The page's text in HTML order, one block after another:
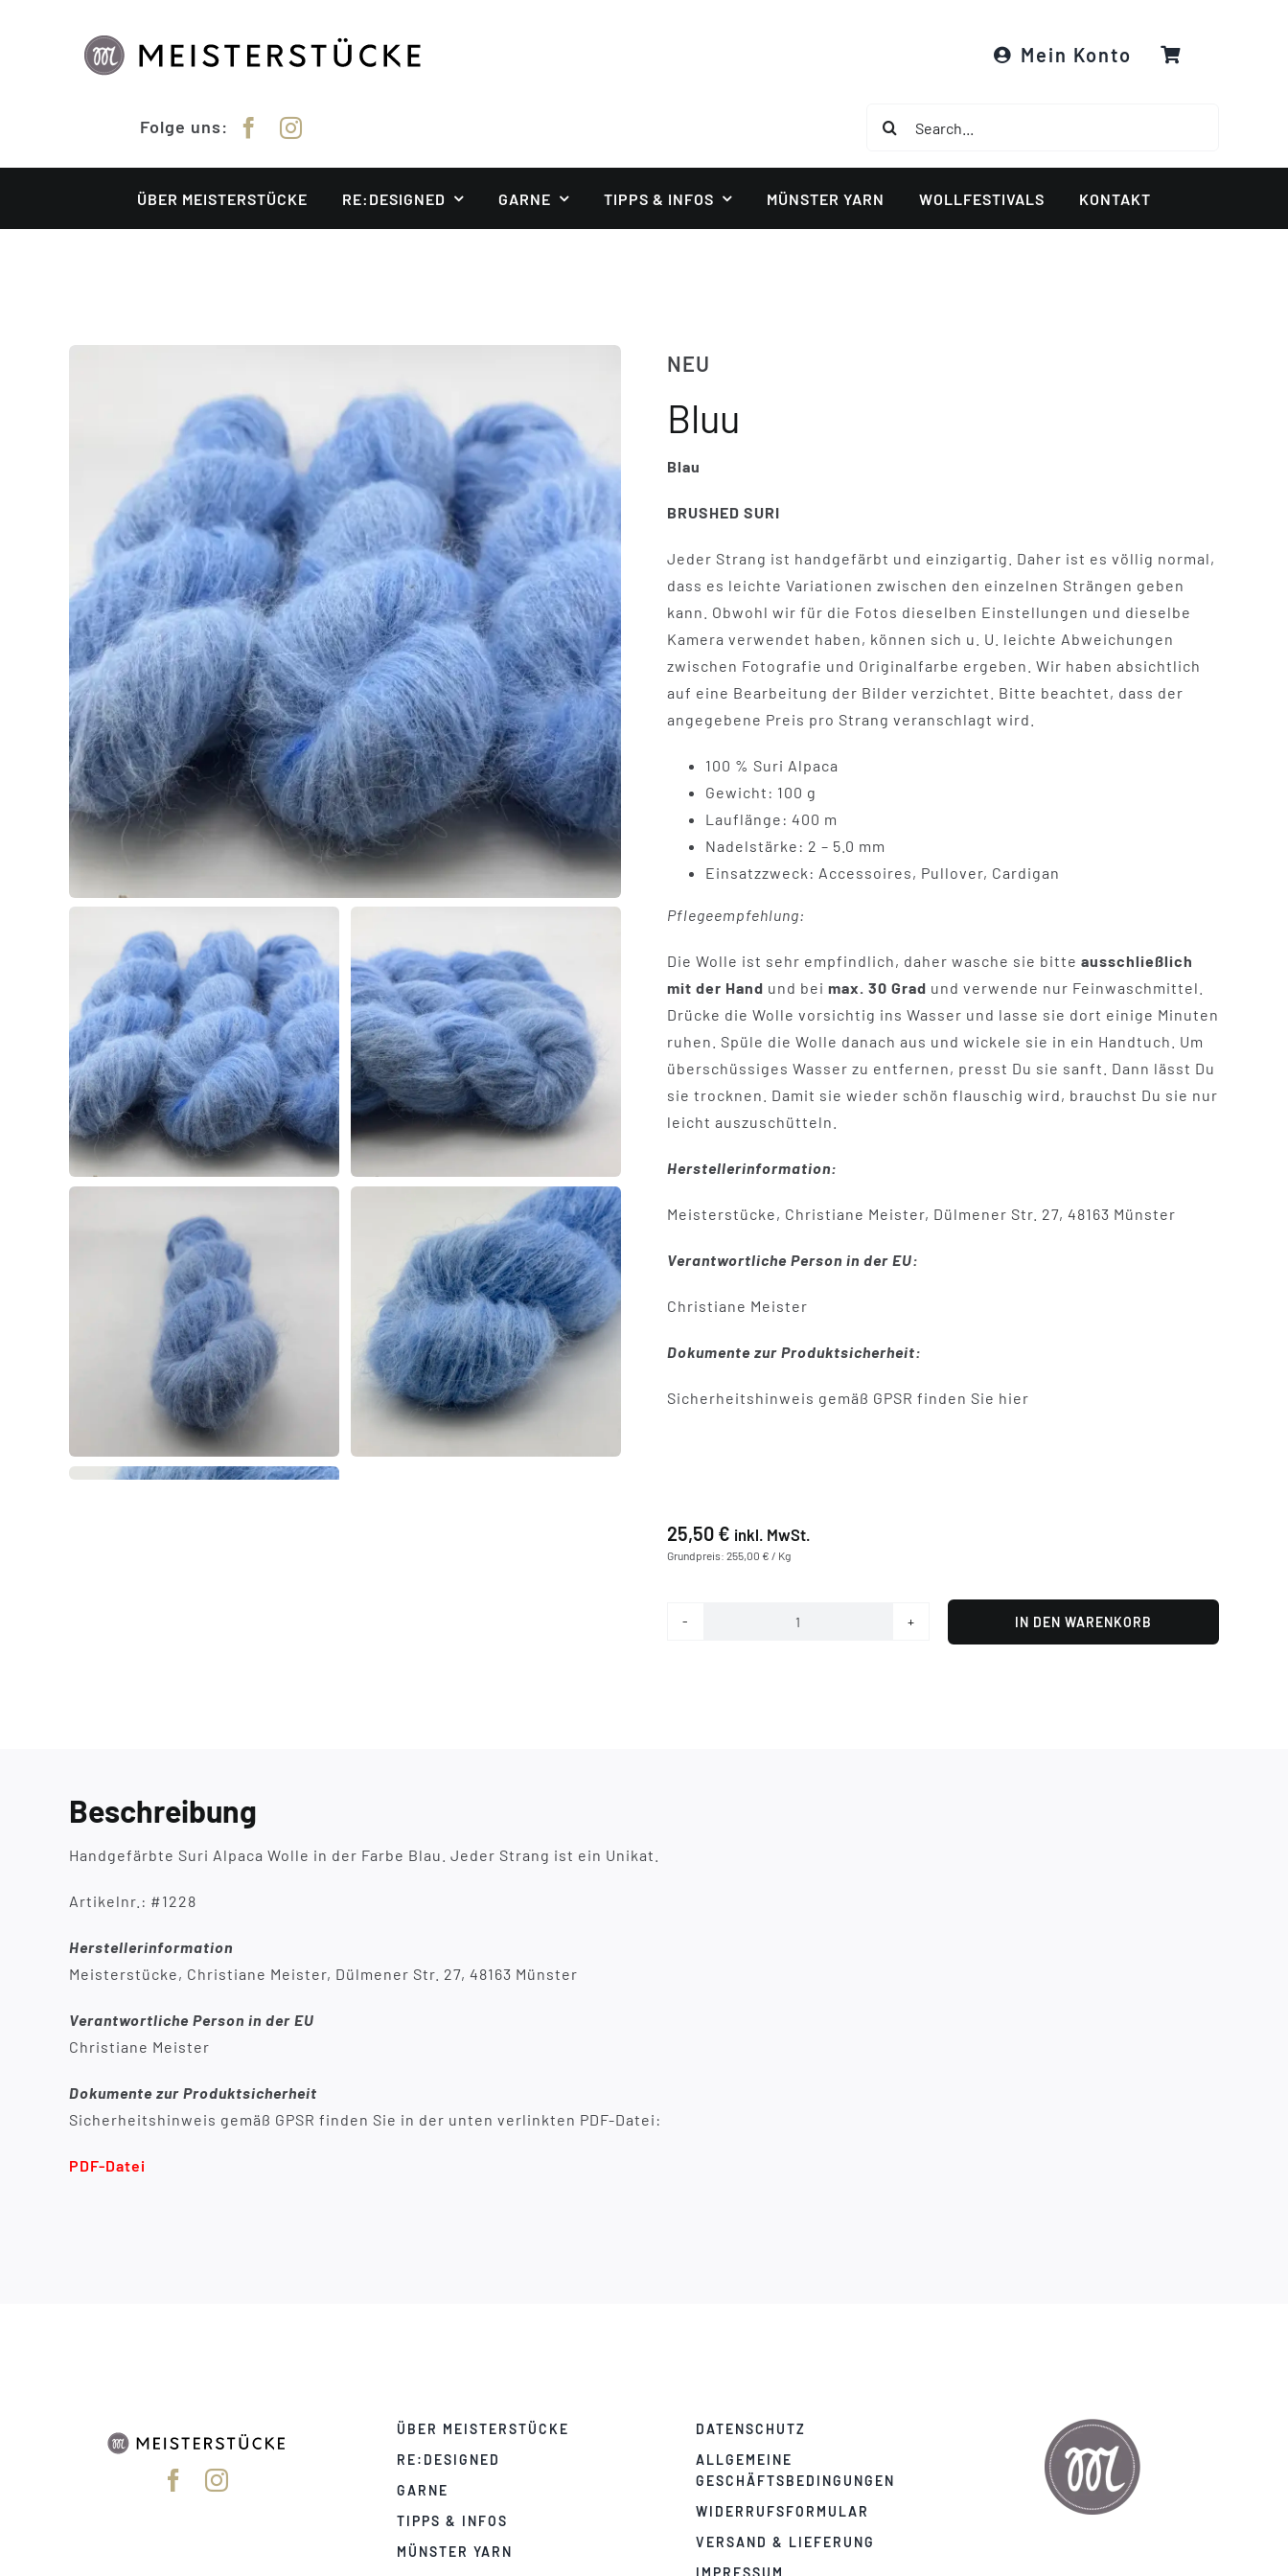
Mein Konto
Folge uns:
ÜBER MEISTERSTÜCKE RE:DESIGNED GARNE TIPPS & INFOS MÜNSTER YARN WOLLFESTIVALS KONTAKT
NEU
Bluu
Blau
BRUSHED SURI
Jeder Strang ist handgefärbt und einzigartig. Daher ist es völlig normal,
dass es leichte Variationen zwischen den einzelnen Strängen geben
kann. Obwohl wir für die Fotos dieselben Einstellungen und dieselbe
Kamera verwendet haben, können sich u. U. leichte Abweichungen
zwischen Fotografie und Originalfarbe ergeben. Wir haben absichtlich
auf eine Bearbeitung der Bilder verzichtet. Bitte beachtet, dass der
angegebene Preis pro Strang veranschlagt wird.
100 % Suri Alpaca
Gewicht: 100 g
Lauflänge: 400 m
Nadelstärke: 2 – 5.0 mm
Einsatzzweck: Accessoires, Pullover, Cardigan
Pflegeempfehlung:
Die Wolle ist sehr empfindlich, daher wasche sie bitte ausschließlich
mit der Hand und bei max. 30 Grad und verwende nur Feinwaschmittel.
Drücke die Wolle vorsichtig ins Wasser und lasse sie dort einige Minuten
ruhen. Spüle die Wolle danach aus und wickele sie in ein Handtuch. Um
überschüssiges Wasser zu entfernen, presst Du sie sanft. Dann lässt Du
sie trocknen. Damit sie wieder schön flauschig wird, brauchst Du sie nur
leicht auszuschütteln.
Herstellerinformation:
Meisterstücke, Christiane Meister, Dülmener Str. 27, 48163 Münster
Verantwortliche Person in der EU:
Christiane Meister
Dokumente zur Produktsicherheit:
Sicherheitshinweis gemäß GPSR finden Sie hier
25,50 € inkl. MwSt.
Grundpreis: 255,00 € / Kg
Bluu
IN DEN WARENKORB
Beschreibung
Handgefärbte Suri Alpaca Wolle in der Farbe Blau. Jeder Strang ist ein Unikat.
Artikelnr.: #1228
Herstellerinformation
Meisterstücke, Christiane Meister, Dülmener Str. 27, 48163 Münster
Verantwortliche Person in der EU
Christiane Meister
Dokumente zur Produktsicherheit
Sicherheitshinweis gemäß GPSR finden Sie in der unten verlinkten PDF-Datei:
PDF-Datei
ÜBER MEISTERSTÜCKE
RE:DESIGNED
GARNE
TIPPS & INFOS
MÜNSTER YARN
DATENSCHUTZ
ALLGEMEINE
GESCHÄFTSBEDINGUNGEN
WIDERRUFSFORMULAR
VERSAND & LIEFERUNG
IMPRESSUM